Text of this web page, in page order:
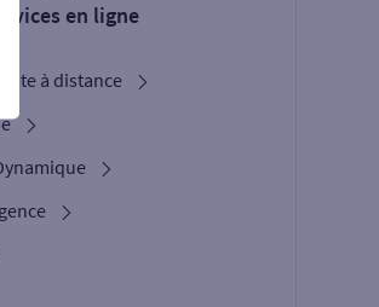
en ligne
à distance